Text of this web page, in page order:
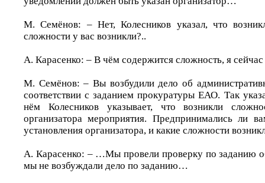
М. Семёнов: – Нет, Колесников указал, что
сложности у вас возникли?..
А. Карасенко: – В чём содержится сложность, я
М. Семёнов: – Вы возбудили дело об
соответствии с заданием прокуратуры ЕАО. Так
нём Колесников указывает, что возникли
организатора мероприятия. Предпринимались ли
установления организатора, и какие сложности
А. Карасенко: – …Мы провели проверку по заданию
мы не возбуждали дело по заданию…